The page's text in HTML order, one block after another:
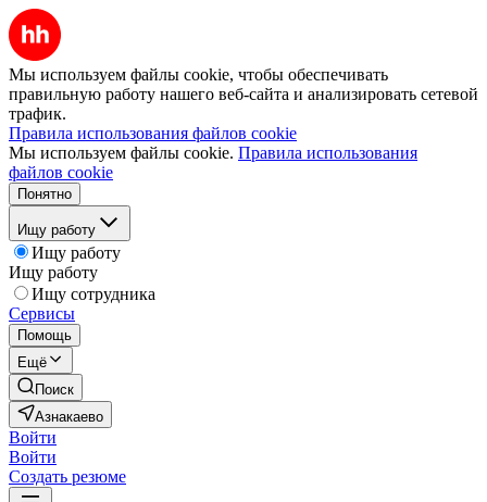
Мы используем файлы cookie, чтобы обеспечивать
правильную работу нашего веб-сайта и анализировать сетевой
трафик.
Правила использования файлов cookie
Мы используем файлы cookie. Правила использования
файлов cookie
Понятно
Ищу работу
Ищу работу
Ищу работу
Ищу сотрудника
Сервисы
Помощь
Ещё
Поиск
Азнакаево
Войти
Войти
Создать резюме